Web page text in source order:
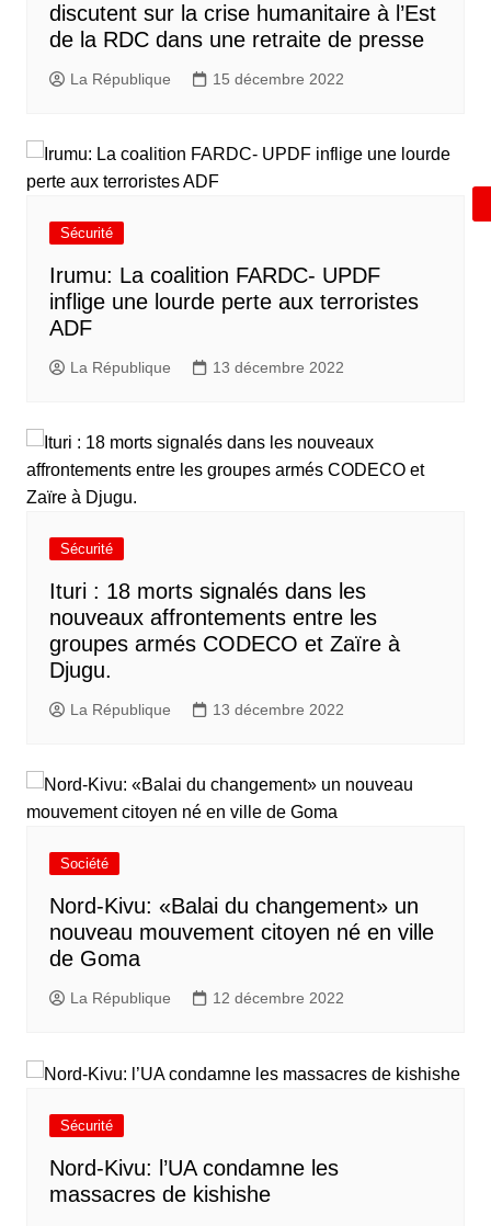
discutent sur la crise humanitaire à l’Est
de la RDC dans une retraite de presse
La République 15 décembre 2022
Sécurité
Irumu: La coalition FARDC- UPDF
inflige une lourde perte aux terroristes
ADF
La République 13 décembre 2022
Sécurité
Ituri : 18 morts signalés dans les
nouveaux affrontements entre les
groupes armés CODECO et Zaïre à
Djugu.
La République 13 décembre 2022
Société
Nord-Kivu: «Balai du changement» un
nouveau mouvement citoyen né en ville
de Goma
La République 12 décembre 2022
Sécurité
Nord-Kivu: l’UA condamne les
massacres de kishishe